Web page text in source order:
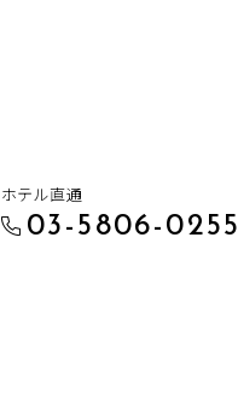
ホテル直通
03-5806-0255